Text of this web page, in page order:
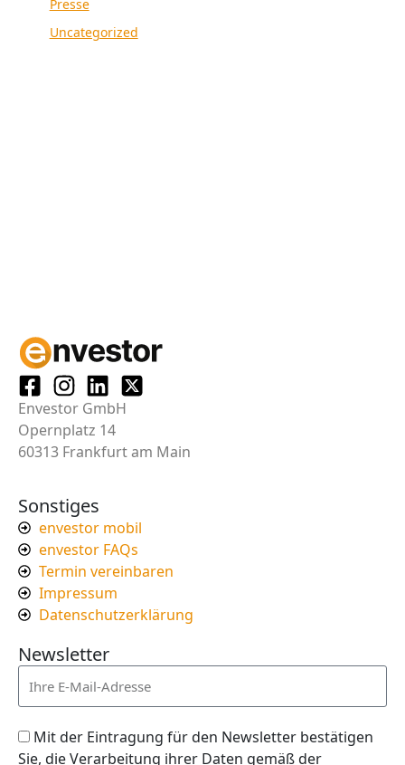
Presse
Uncategorized
Envestor GmbH
Opernplatz 14
60313 Frankfurt am Main
Sonstiges
envestor mobil
envestor FAQs
Termin vereinbaren
Impressum
Datenschutzerklärung
Newsletter
Mit der Eintragung für den Newsletter bestätigen
Sie, die Verarbeitung ihrer Daten gemäß der